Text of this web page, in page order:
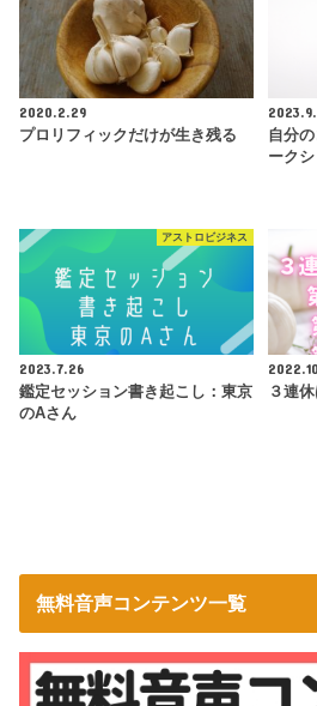
2020.2.29
プロリフィックだけが生き残る
自分
ーク
アストロビジネス
2023.7.26
鑑定セッション書き起こし：東京
のAさん
３連
無料音声コンテンツ一覧